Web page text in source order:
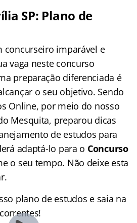
SP: Plano de
concurseiro imparável e
vaga neste concurso
preparação diferenciada é
o seu objetivo. Sendo
Online, por meio do nosso
Mesquita, preparou dicas
de estudos para
adaptá-lo para o Concurso
o seu tempo. Não deixe esta
plano de estudos e saia na